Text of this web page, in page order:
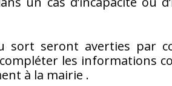
sort seront averties par
les informations
à la mairie .